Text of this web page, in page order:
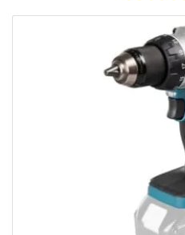
plastiques auto-serrants
(766027-7) • Bit de vis,
extrémité, 1 piece (784637-
Tension de batterie
chargement: 0 - 600 /
fixation dure / doux: 62 /
d'embrayage: 21 •
mm • Diametre de forage
conduite: 1/2"-20UNF " •
mm • Poids de l'outil avec
Dimensions du produit (L x
Composants batterie (Ni-
Photo